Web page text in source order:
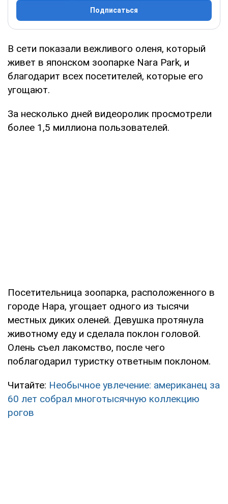
Подписаться
В сети показали вежливого оленя, который
живет в японском зоопарке Nara Park, и
благодарит всех посетителей, которые его
угощают.
За несколько дней видеоролик просмотрели
более 1,5 миллиона пользователей.
Посетительница зоопарка, расположенного в
городе Нара, угощает одного из тысячи
местных диких оленей. Девушка протянула
животному еду и сделала поклон головой.
Олень съел лакомство, после чего
поблагодарил туристку ответным поклоном.
Читайте: Необычное увлечение: американец за
60 лет собрал многотысячную коллекцию
рогов